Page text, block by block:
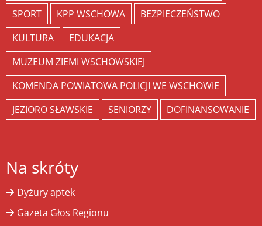
SPORT
KPP WSCHOWA
BEZPIECZEŃSTWO
KULTURA
EDUKACJA
MUZEUM ZIEMI WSCHOWSKIEJ
KOMENDA POWIATOWA POLICJI WE WSCHOWIE
JEZIORO SŁAWSKIE
SENIORZY DOFINANSOWANIE
Na skróty
Dyżury aptek
Gazeta Głos Regionu